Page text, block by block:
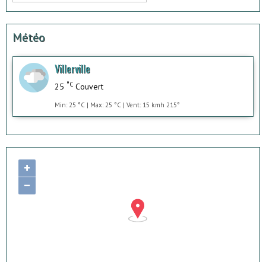
Météo
Villerville
25 °C Couvert
Min: 25 °C | Max: 25 °C | Vent: 15 kmh 215°
+
−